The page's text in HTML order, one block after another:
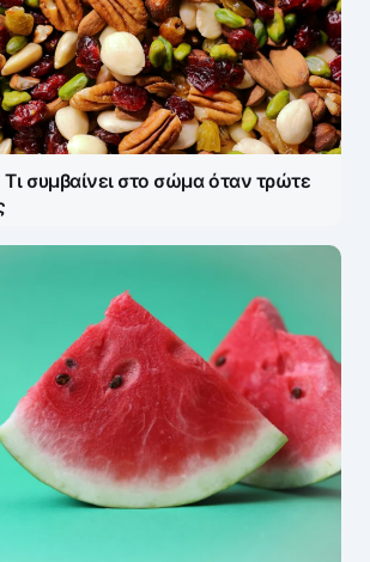
Τι συμβαίνει στο σώμα όταν τρώτε